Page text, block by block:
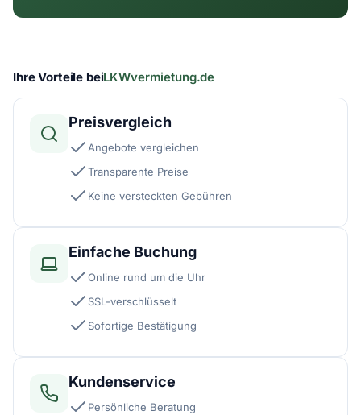
Ihre Vorteile beiLKWvermietung.de
Preisvergleich
Angebote vergleichen
Transparente Preise
Keine versteckten Gebühren
Einfache Buchung
Online rund um die Uhr
SSL-verschlüsselt
Sofortige Bestätigung
Kundenservice
Persönliche Beratung